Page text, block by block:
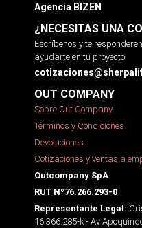
Agencia BIZEN
¿NECESITAS UNA
Escríbenos y te
ayudarte en tu proyecto.
OUT COMPANY
Sobre Out Company
Términos y Condiciones
Devoluciones
Cotizaciones y ventas a
Outcompany SpA
RUT Nº76.266.293-0
Representante Legal:
16.366.285-k - Av